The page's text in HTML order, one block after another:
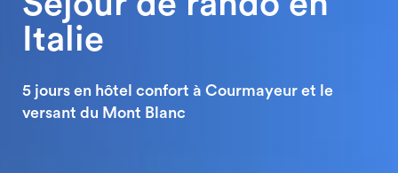
Italie
5 jours en hôtel confort à Courmayeur et le
versant du Mont Blanc